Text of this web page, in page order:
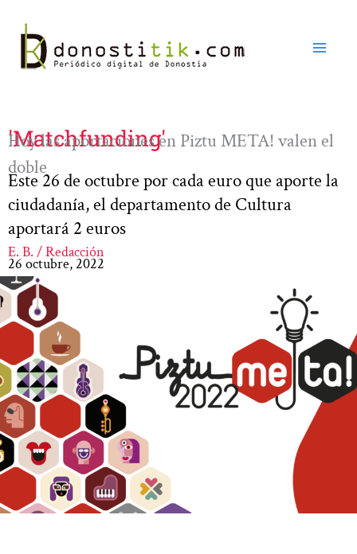
contenido
'Matchfunding'
Hoy las aportaciones en Piztu META! valen el
doble
Este 26 de octubre por cada euro que aporte la
ciudadanía, el departamento de Cultura
aportará 2 euros
E. B. / Redacción
26 octubre, 2022